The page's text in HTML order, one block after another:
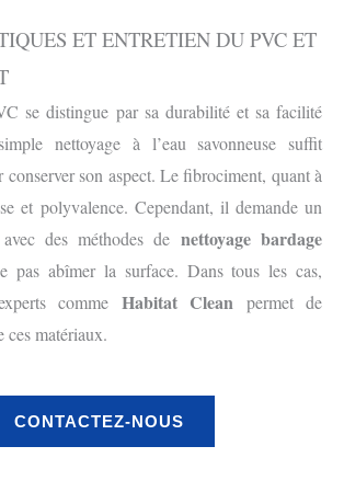
ET ENTRETIEN DU PVC ET
se distingue par sa durabilité et sa facilité
nettoyage à l’eau savonneuse suffit
conserver son aspect. Le fibrociment, quant à
et polyvalence. Cependant, il demande un
des méthodes de nettoyage bardage
pas abîmer la surface. Dans tous les cas,
comme Habitat Clean permet de
ces matériaux.
CONTACTEZ-NOUS